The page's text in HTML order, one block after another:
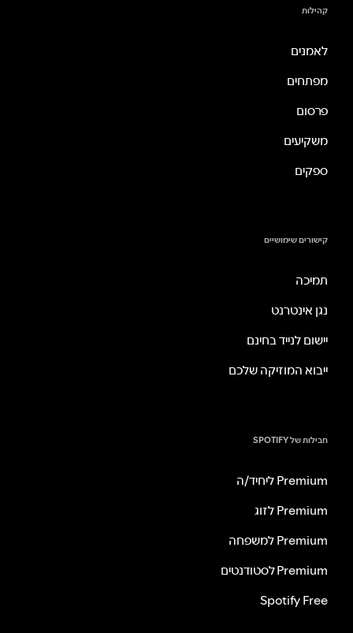
קהילות
לאמנים
מפתחים
פרסום
משקיעים
ספקים
קישורים שימושיים
תמיכה
נגן אינטרנט
יישום לנייד בחינם
ייבוא המוזיקה שלכם
חבילות של SPOTIFY
Premium ליחיד/ה
Premium לזוג
Premium למשפחה
Premium לסטודנטים
Spotify Free